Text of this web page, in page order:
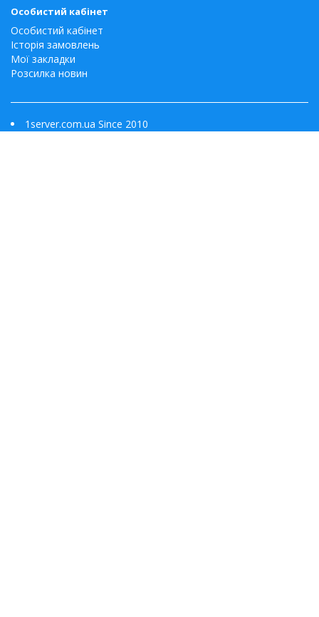
Особистий кабінет
Особистий кабінет
Історія замовлень
Мої закладки
Розсилка новин
1server.com.ua Since 2010